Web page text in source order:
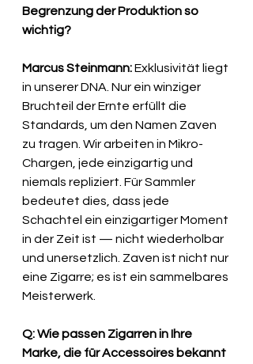
Begrenzung der Produktion so
wichtig?
Marcus Steinmann: Exklusivität liegt
in unserer DNA. Nur ein winziger
Bruchteil der Ernte erfüllt die
Standards, um den Namen Zaven
zu tragen. Wir arbeiten in Mikro-
Chargen, jede einzigartig und
niemals repliziert. Für Sammler
bedeutet dies, dass jede
Schachtel ein einzigartiger Moment
in der Zeit ist — nicht wiederholbar
und unersetzlich. Zaven ist nicht nur
eine Zigarre; es ist ein sammelbares
Meisterwerk.
Q: Wie passen Zigarren in Ihre
Marke, die für Accessoires bekannt